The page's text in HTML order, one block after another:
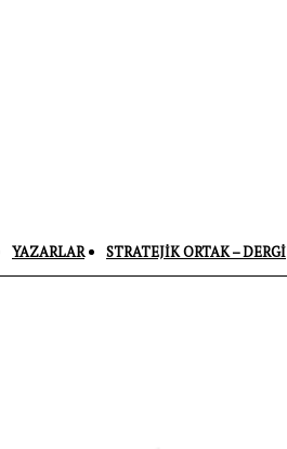
YAZARLAR STRATEJIK ORTAK – DERGI